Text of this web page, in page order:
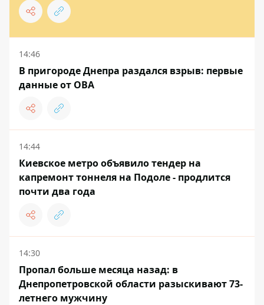
14:46
В пригороде Днепра раздался взрыв: первые
данные от ОВА
14:44
Киевское метро объявило тендер на
капремонт тоннеля на Подоле - продлится
почти два года
14:30
Пропал больше месяца назад: в
Днепропетровской области разыскивают 73-
летнего мужчину